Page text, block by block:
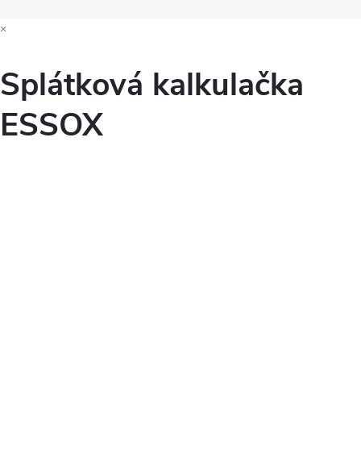
×
Splátková kalkulačka
ESSOX